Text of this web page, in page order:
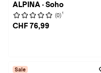
ALPINA · Soho
(0) 1
CHF 76,99
Sale